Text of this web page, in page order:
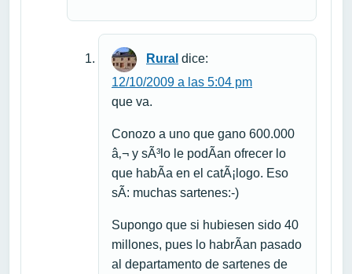
Rural dice:
12/10/2009 a las 5:04 pm
que va.
Conozo a uno que gano 600.000
â‚¬ y sÃ³lo le podÃ­an ofrecer lo
que habÃ­a en el catÃ¡logo. Eso
sÃ­: muchas sartenes:-)
Supongo que si hubiesen sido 40
millones, pues lo habrÃ­an pasado
al departamento de sartenes de